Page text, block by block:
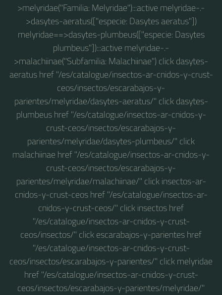
>melyridae("Familia: Melyridae"):::active melyridae-.-
>dasytes-aeratus(["especie: Dasytes aeratus"])
melyridae==>dasytes-plumbeus(["especie: Dasytes
plumbeus"]):::active melyridae-.-
>malachiinae("Subfamilia: Malachiinae") click dasytes-
aeratus href "/es/catalogue/insectos-ar-cnidos-y-crust-
ceos/insectos/escarabajos-y-
parientes/melyridae/dasytes-aeratus/" click dasytes-
plumbeus href "/es/catalogue/insectos-ar-cnidos-y-
crust-ceos/insectos/escarabajos-y-
parientes/melyridae/dasytes-plumbeus/" click
malachiinae href "/es/catalogue/insectos-ar-cnidos-y-
crust-ceos/insectos/escarabajos-y-
parientes/melyridae/malachiinae/" click insectos-ar-
cnidos-y-crust-ceos href "/es/catalogue/insectos-ar-
cnidos-y-crust-ceos/" click insectos href
"/es/catalogue/insectos-ar-cnidos-y-crust-
ceos/insectos/" click escarabajos-y-parientes href
"/es/catalogue/insectos-ar-cnidos-y-crust-
ceos/insectos/escarabajos-y-parientes/" click melyridae
href "/es/catalogue/insectos-ar-cnidos-y-crust-
ceos/insectos/escarabajos-y-parientes/melyridae/"